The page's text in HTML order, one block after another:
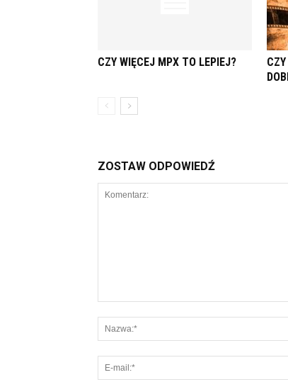
CZY WIĘCEJ MPX TO LEPIEJ?
ZOSTAW ODPOWIEDŹ